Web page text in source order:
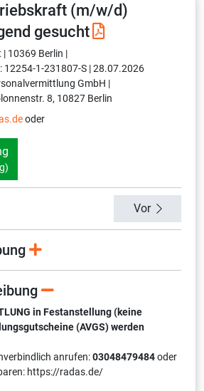
(m/w/d)
gesucht
| 10369 Berlin |
12254-1-231807-S |28.07.2026
GmbH |
8, 10827 Berlin
oder
Vor
in Festanstellung (keine
(AVGS) werden
anrufen:03048479484oder
https://radas.de/